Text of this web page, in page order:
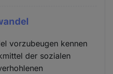
vorzubeugen kennen
der sozialen